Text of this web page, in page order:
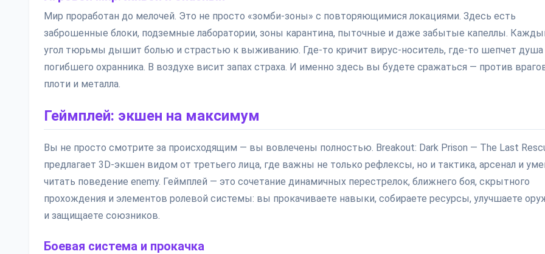
Мир проработан до мелочей. Это не просто «зомби-зоны» с повторяющимися локациями. Здесь есть
заброшенные блоки, подземные лаборатории, зоны карантина, пыточные и даже забытые капеллы.
угол тюрьмы дышит болью и страстью к выживанию. Где-то кричит вирус-носитель, где-то шепчет душа
погибшего охранника. В воздухе висит запах страха. И именно здесь вы будете сражаться — против
плоти и металла.
Геймплей: экшен на максимум
Вы не просто смотрите за происходящим — вы вовлечены полностью. Breakout: Dark Prison — The Last
предлагает 3D-экшен видом от третьего лица, где важны не только рефлексы, но и тактика, арсенал и
читать поведение enemy. Геймплей — это сочетание динамичных перестрелок, ближнего боя, скрытного
прохождения и элементов ролевой системы: вы прокачиваете навыки, собираете ресурсы, улучшаете
и защищаете союзников.
Боевая система и прокачка